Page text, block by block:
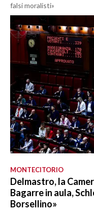
falsi moralisti»
MONTECITORIO
Delmastro, la
Bagarre in aula,
Borsellino»